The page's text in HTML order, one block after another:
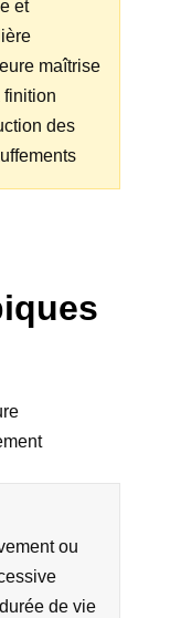
et
maîtrise
finition
des
ou
de vie